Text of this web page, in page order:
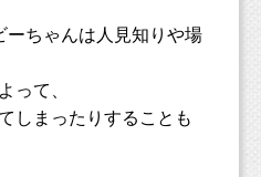
ーちゃんは人見知りや場
って、
しまったりすることも